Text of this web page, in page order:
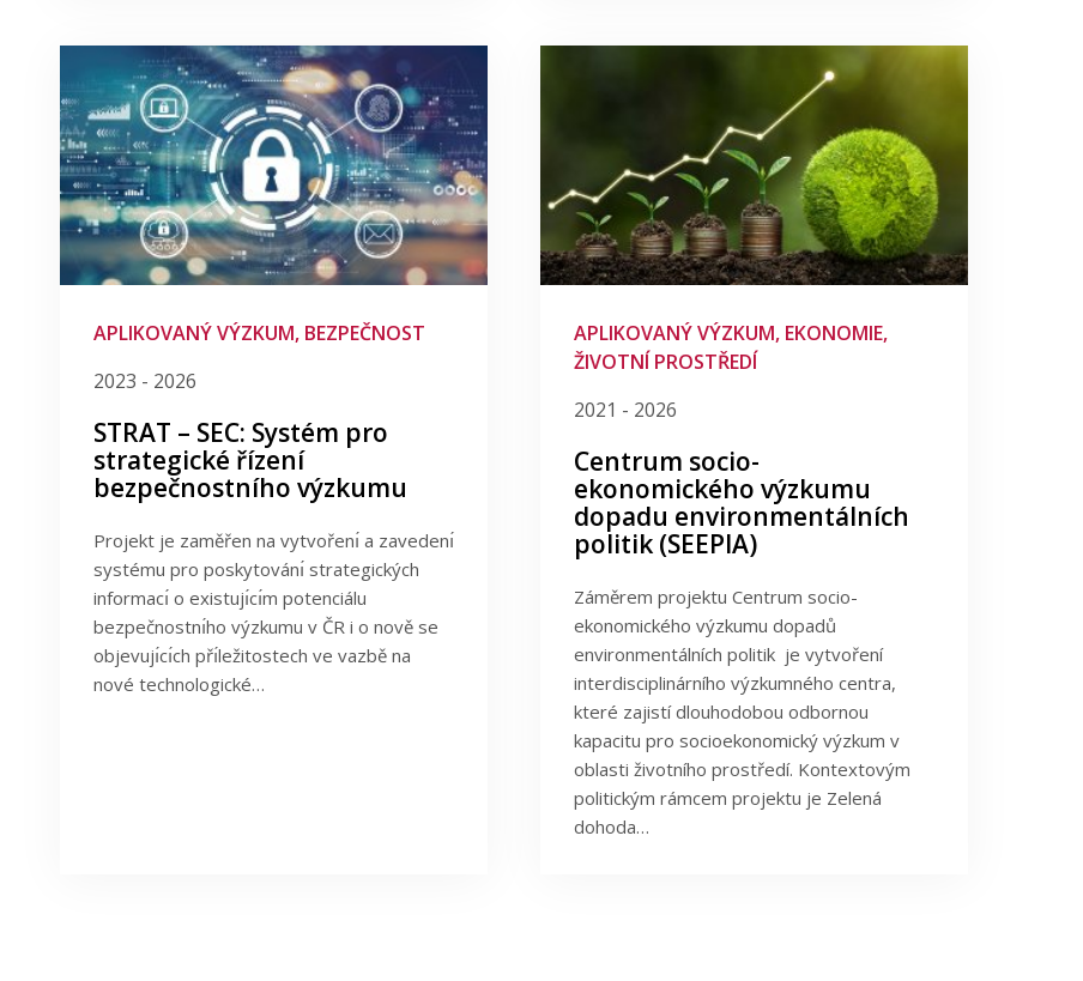
APLIKOVANÝ VÝZKUM, BEZPEČNOST
2023 - 2026
STRAT – SEC: Systém pro
strategické řízení
bezpečnostního výzkumu
Projekt je zaměřen na vytvořenı́ a zavedenı́
systému pro poskytovánı́ strategických
informacı́ o existujı́cı́m potenciálu
bezpečnostnı́ho výzkumu v ČR i o nově se
objevujı́cı́ch přı́ležitostech ve vazbě na
nové technologické…
APLIKOVANÝ VÝZKUM, EKONOMIE,
ŽIVOTNÍ PROSTŘEDÍ
2021 - 2026
Centrum socio-
ekonomického výzkumu
dopadu environmentálních
politik (SEEPIA)
Záměrem projektu Centrum socio-
ekonomického výzkumu dopadů
environmentálních politik je vytvoření
interdisciplinárního výzkumného centra,
které zajistí dlouhodobou odbornou
kapacitu pro socioekonomický výzkum v
oblasti životního prostředí. Kontextovým
politickým rámcem projektu je Zelená
dohoda…